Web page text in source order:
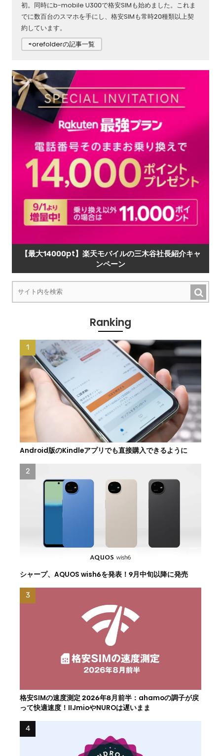
初。同時にb-mobile U300で格安SIMも始めました。これま
でに数百台のスマホを手にし、格安SIMも常時20種類以上契
約しています。
⇨orefolderの記事一覧
【最大14000pt】楽天モバイルの三木谷社長紹介キャ
ンペーン
Ranking
Android版のKindleアプリでも直接購入できるように
シャープ、AQUOS wish6を発表！9月中旬以降に発売
格安SIMの速度測定 2026年8月前半：ahamoの調子が戻
って快適速度！IIJmioやNUROは遅いまま